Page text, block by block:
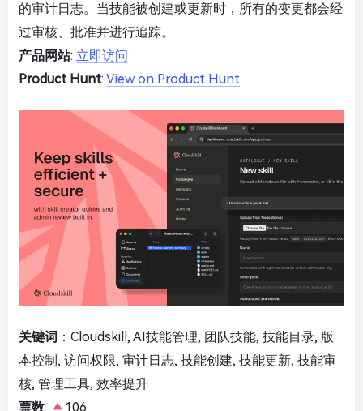
的审计日志。当技能被创建或更新时，所有的变更都会经
过审核、批准并进行追踪。
产品网站: 立即访问
Product Hunt: View on Product Hunt
关键词 ：Cloudskill, AI技能管理, 团队技能, 技能目录, 版
本控制, 访问权限, 审计日志, 技能创建, 技能更新, 技能审
核, 管理工具, 效率提升
票数: 106